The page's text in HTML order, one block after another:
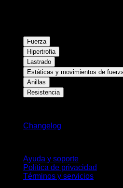
Fuerza
Hipertrofia
Lastrado
Estáticas y movimientos de
Anillas
Resistencia
Changelog
Ayuda y soporte
Política de privacidad
Términos y servicios